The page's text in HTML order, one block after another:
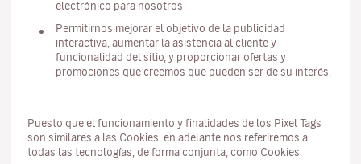
electrónico para nosotros
Permitirnos mejorar el objetivo de la publicidad
interactiva, aumentar la asistencia al cliente y
funcionalidad del sitio, y proporcionar ofertas y
promociones que creemos que pueden ser de su interés.
Puesto que el funcionamiento y finalidades de los Pixel Tags
son similares a las Cookies, en adelante nos referiremos a
todas las tecnologías, de forma conjunta, como Cookies.